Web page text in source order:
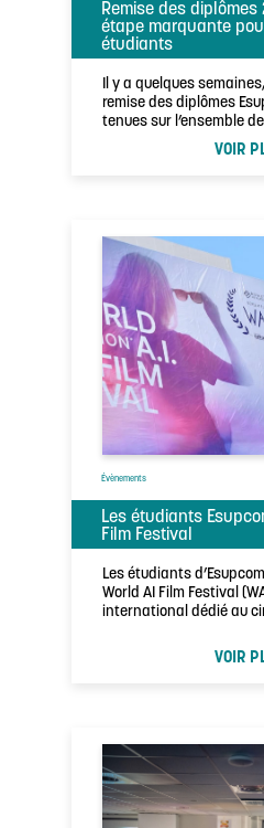
Remise des
étape marquante
étudiants
Il y a quelques
remise des diplômes
tenues sur l’ensemble
VOIR
Évènements
Les étudiants
Film Festival
Les étudiants
World AI Film Festival
international dédié au
VOIR